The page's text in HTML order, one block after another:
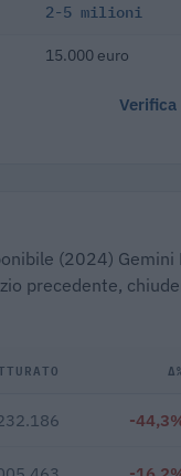
2-5 milioni
15.000 euro
(2024)
precedente,
-